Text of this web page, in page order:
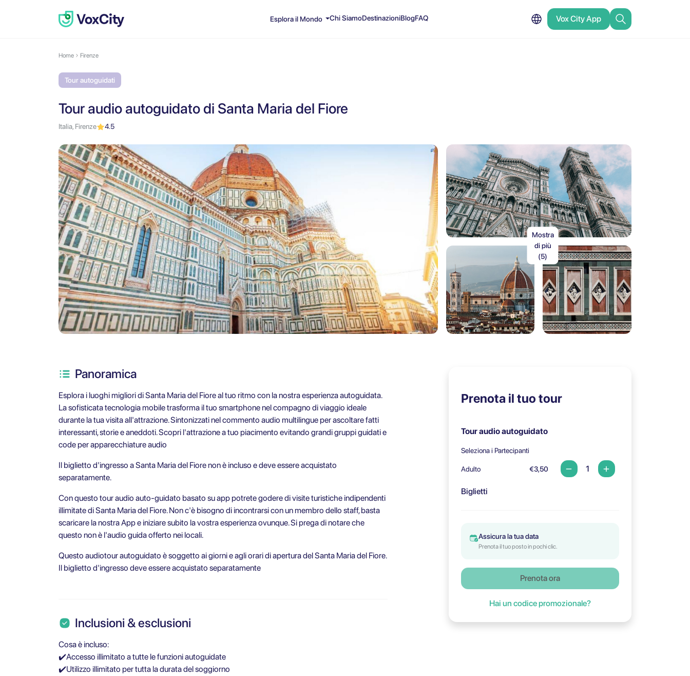
Esplora il Mondo Chi SiamoDestinazioniBlogFAQ Vox City App
Home Firenze
Tour autoguidati
Tour audio autoguidato di Santa Maria del Fiore
Italia, Firenze 4.5
Mostra
di più
(5)
Prenota il tuo tour
Tour audio autoguidato
Seleziona i Partecipanti
Adulto €3,50
Biglietti
Assicura la tua data
Prenota il tuo posto in pochi clic.
Prenota ora
Hai un codice promozionale?
Panoramica
Esplora i luoghi migliori di Santa Maria del Fiore al tuo ritmo con la nostra esperienza autoguidata.
La sofisticata tecnologia mobile trasforma il tuo smartphone nel compagno di viaggio ideale
durante la tua visita all'attrazione. Sintonizzati nel commento audio multilingue per ascoltare fatti
interessanti, storie e aneddoti. Scopri l'attrazione a tuo piacimento evitando grandi gruppi guidati e
code per apparecchiature audio
Il biglietto d'ingresso a Santa Maria del Fiore non è incluso e deve essere acquistato
separatamente.
Con questo tour audio auto-guidato basato su app potrete godere di visite turistiche indipendenti
illimitate di Santa Maria del Fiore. Non c'è bisogno di incontrarsi con un membro dello staff, basta
scaricare la nostra App e iniziare subito la vostra esperienza ovunque. Si prega di notare che
questo non è l'audio guida offerto nei locali.
Questo audiotour autoguidato è soggetto ai giorni e agli orari di apertura del Santa Maria del Fiore.
Il biglietto d'ingresso deve essere acquistato separatamente
Inclusioni & esclusioni
Cosa è incluso:
✔️Accesso illimitato a tutte le funzioni autoguidate
✔️Utilizzo illimitato per tutta la durata del soggiorno